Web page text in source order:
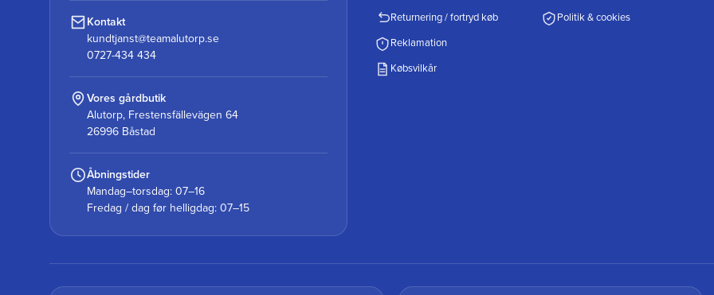
Kontakt
kundtjanst@teamalutorp.se
0727-434 434
Vores gårdbutik
Alutorp, Frestensfällevägen 64
26996 Båstad
Åbningstider
Mandag–torsdag: 07–16
Fredag / dag før helligdag: 07–15
Returnering / fortryd køb
Reklamation
Købsvilkår
Politik & cookies